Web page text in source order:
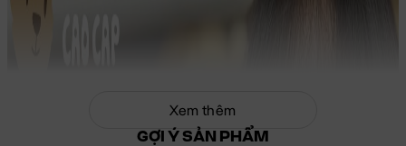
Xem thêm
GỢI Ý SẢN PHẨM